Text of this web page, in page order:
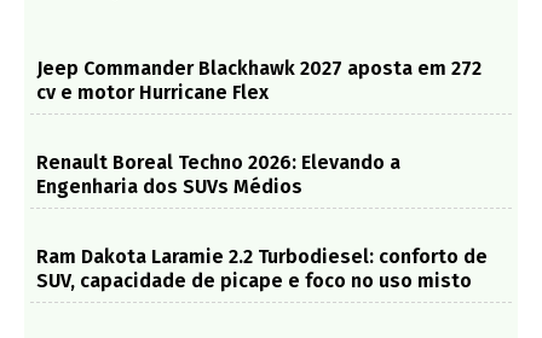
Jeep Commander Blackhawk 2027 aposta em 272
cv e motor Hurricane Flex
Renault Boreal Techno 2026: Elevando a
Engenharia dos SUVs Médios
Ram Dakota Laramie 2.2 Turbodiesel: conforto de
SUV, capacidade de picape e foco no uso misto